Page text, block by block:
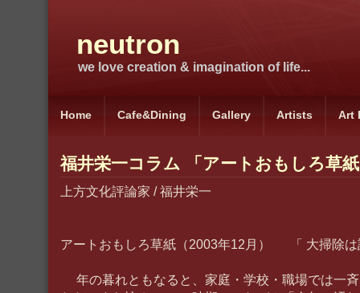
neutron
we love creation & imagination of life...
Home Cafe&Dining Gallery Artists Art
福井栄一コラム 「アートおもしろ草
上方文化評論家 / 福井栄一
アートおもしろ草紙（2003年12月） 「 大掃除は
年の暮れともなると、家庭・学校・職場では一